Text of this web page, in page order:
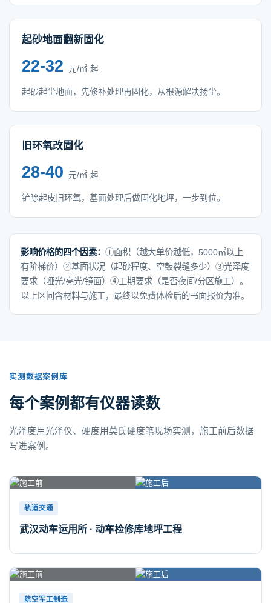
起砂地面翻新固化
22-32 元/㎡ 起
起砂起尘地面，先修补处理再固化，从根源解决扬尘。
旧环氧改固化
28-40 元/㎡ 起
铲除起皮旧环氧，基面处理后做固化地坪，一步到位。
影响价格的四个因素： ①面积（越大单价越低，5000㎡以上
有阶梯价）②基面状况（起砂程度、空鼓裂缝多少）③光泽度
要求（哑光/亮光/镜面）④工期要求（是否夜间/分区施工）。
以上区间含材料与施工，最终以免费体检后的书面报价为准。
实测数据案例库
每个案例都有仪器读数
光泽度用光泽仪、硬度用莫氏硬度笔现场实测，施工前后数据
写进案例。
轨道交通
武汉动车运用所 · 动车检修库地坪工程
航空军工制造